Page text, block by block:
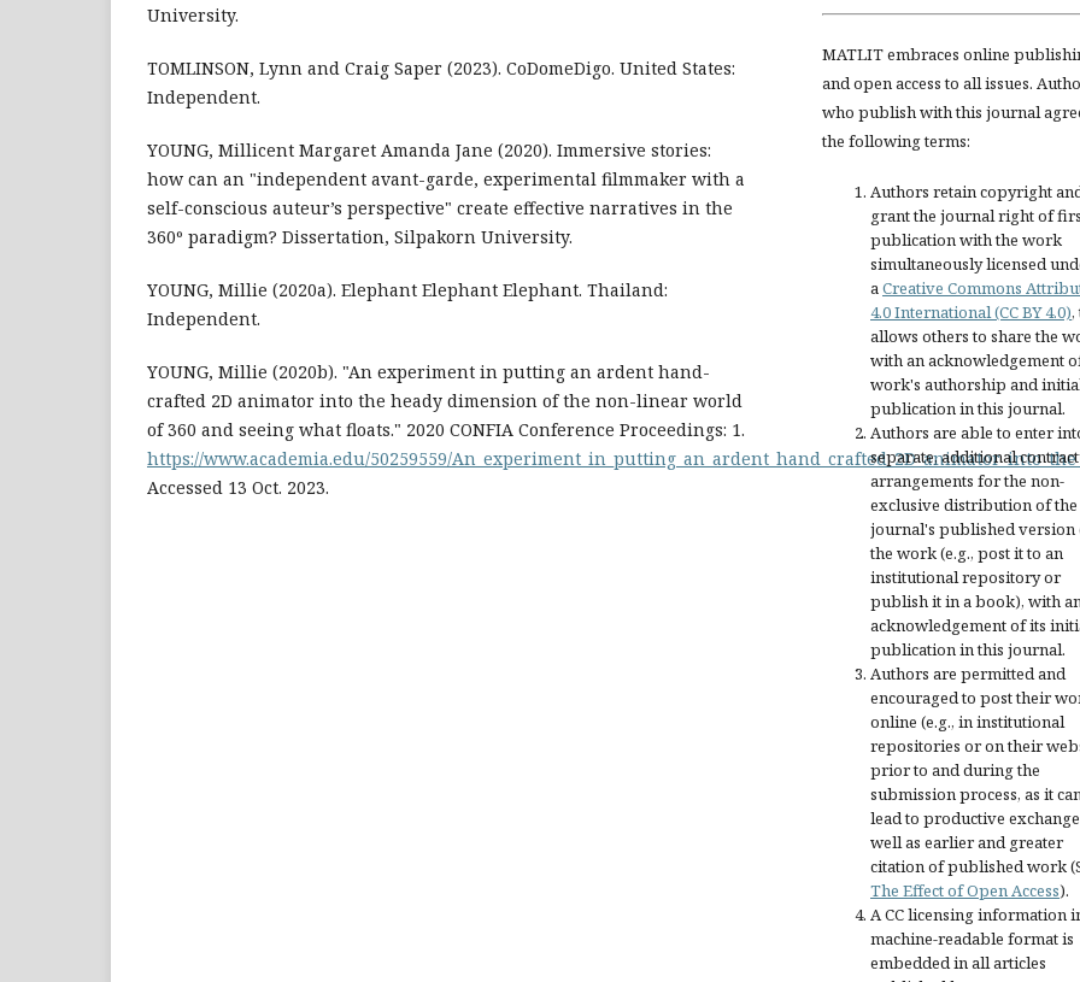
University.
TOMLINSON, Lynn and Craig Saper (2023). CoDomeDigo. United States:
Independent.
YOUNG, Millicent Margaret Amanda Jane (2020). Immersive stories:
how can an "independent avant-garde, experimental filmmaker with a
self-conscious auteur’s perspective" create effective narratives in the
360º paradigm? Dissertation, Silpakorn University.
YOUNG, Millie (2020a). Elephant Elephant Elephant. Thailand:
Independent.
YOUNG, Millie (2020b). "An experiment in putting an ardent hand-
crafted 2D animator into the heady dimension of the non-linear world
of 360 and seeing what floats." 2020 CONFIA Conference Proceedings: 1.
https://www.academia.edu/50259559/
Accessed 13 Oct. 2023.
MATLIT embraces online
and open access to all issues.
who publish with this journal
the following terms:
Authors retain copyright
grant the journal right of
publication with the work
simultaneously licensed
aCreative Commons
4.0 International (CC BY 4.0),
allows others to share the
with an acknowledgement
work's authorship and
publication in this journal.
Authors are able to enter
separate, additional
arrangements for the non-
exclusive distribution of the
journal's published version
the work (e.g., post it to an
institutional repository or
publish it in a book), with
acknowledgement of its
publication in this journal.
Authors are permitted and
encouraged to post their
online (e.g., in institutional
repositories or on their
prior to and during the
submission process, as it
lead to productive
well as earlier and greater
citation of published work
The Effect of Open Access).
A CC licensing information
machine-readable format is
embedded in all articles